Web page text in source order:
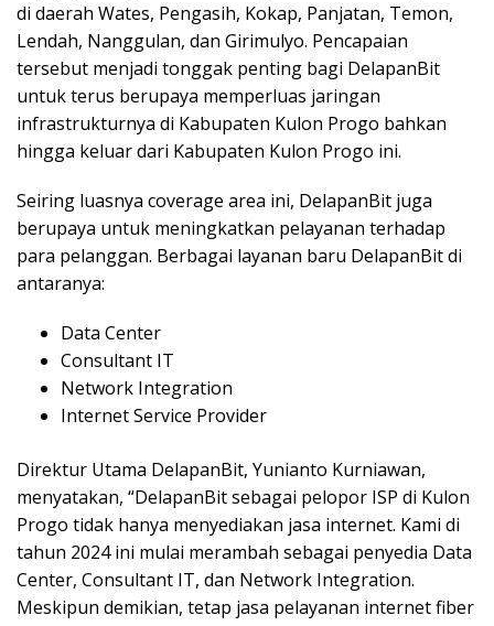
di daerah Wates, Pengasih, Kokap, Panjatan, Temon,
Lendah, Nanggulan, dan Girimulyo. Pencapaian
tersebut menjadi tonggak penting bagi DelapanBit
untuk terus berupaya memperluas jaringan
infrastrukturnya di Kabupaten Kulon Progo bahkan
hingga keluar dari Kabupaten Kulon Progo ini.
Seiring luasnya coverage area ini, DelapanBit juga
berupaya untuk meningkatkan pelayanan terhadap
para pelanggan. Berbagai layanan baru DelapanBit di
antaranya:
Data Center
Consultant IT
Network Integration
Internet Service Provider
Direktur Utama DelapanBit, Yunianto Kurniawan,
menyatakan, “DelapanBit sebagai pelopor ISP di Kulon
Progo tidak hanya menyediakan jasa internet. Kami di
tahun 2024 ini mulai merambah sebagai penyedia Data
Center, Consultant IT, dan Network Integration.
Meskipun demikian, tetap jasa pelayanan internet fiber